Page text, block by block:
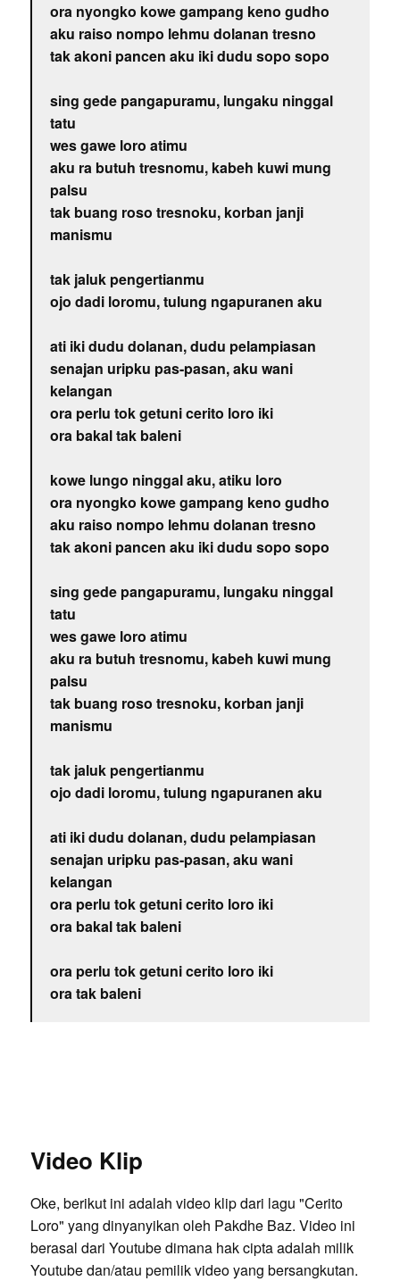
ora nyongko kowe gampang keno gudho
aku raiso nompo lehmu dolanan tresno
tak akoni pancen aku iki dudu sopo sopo
sing gede pangapuramu, lungaku ninggal
tatu
wes gawe loro atimu
aku ra butuh tresnomu, kabeh kuwi mung
palsu
tak buang roso tresnoku, korban janji
manismu
tak jaluk pengertianmu
ojo dadi loromu, tulung ngapuranen aku
ati iki dudu dolanan, dudu pelampiasan
senajan uripku pas-pasan, aku wani
kelangan
ora perlu tok getuni cerito loro iki
ora bakal tak baleni
kowe lungo ninggal aku, atiku loro
ora nyongko kowe gampang keno gudho
aku raiso nompo lehmu dolanan tresno
tak akoni pancen aku iki dudu sopo sopo
sing gede pangapuramu, lungaku ninggal
tatu
wes gawe loro atimu
aku ra butuh tresnomu, kabeh kuwi mung
palsu
tak buang roso tresnoku, korban janji
manismu
tak jaluk pengertianmu
ojo dadi loromu, tulung ngapuranen aku
ati iki dudu dolanan, dudu pelampiasan
senajan uripku pas-pasan, aku wani
kelangan
ora perlu tok getuni cerito loro iki
ora bakal tak baleni
ora perlu tok getuni cerito loro iki
ora tak baleni
Video Klip
Oke, berikut ini adalah video klip dari lagu "Cerito
Loro" yang dinyanyikan oleh Pakdhe Baz. Video ini
berasal dari Youtube dimana hak cipta adalah milik
Youtube dan/atau pemilik video yang bersangkutan.